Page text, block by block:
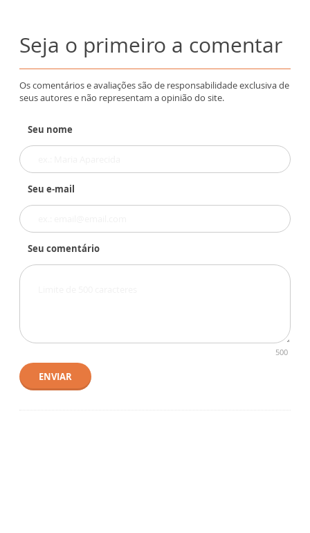
Seja o primeiro a comentar
Os comentários e avaliações são de responsabilidade exclusiva de
seus autores e não representam a opinião do site.
Seu nome
Seu e-mail
Seu comentário
500
ENVIAR